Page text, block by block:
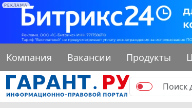
РЕКЛАМА
Компания Вакансии Продукты